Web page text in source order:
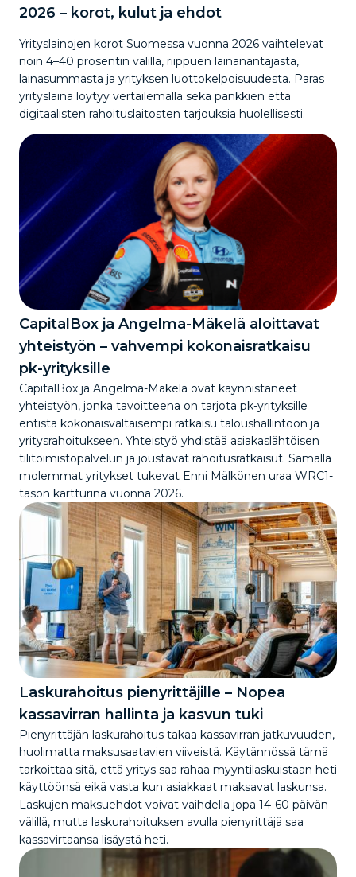
2026 – korot, kulut ja ehdot
Yrityslainojen korot Suomessa vuonna 2026 vaihtelevat
noin 4–40 prosentin välillä, riippuen lainanantajasta,
lainasummasta ja yrityksen luottokelpoisuudesta. Paras
yrityslaina löytyy vertailemalla sekä pankkien että
digitaalisten rahoituslaitosten tarjouksia huolellisesti.
CapitalBox ja Angelma-Mäkelä aloittavat
yhteistyön – vahvempi kokonaisratkaisu
pk-yrityksille
CapitalBox ja Angelma-Mäkelä ovat käynnistäneet
yhteistyön, jonka tavoitteena on tarjota pk-yrityksille
entistä kokonaisvaltaisempi ratkaisu taloushallintoon ja
yritysrahoitukseen. Yhteistyö yhdistää asiakaslähtöisen
tilitoimistopalvelun ja joustavat rahoitusratkaisut. Samalla
molemmat yritykset tukevat Enni Mälkönen uraa WRC1-
tason kartturina vuonna 2026.
Laskurahoitus pienyrittäjille – Nopea
kassavirran hallinta ja kasvun tuki
Pienyrittäjän laskurahoitus takaa kassavirran jatkuvuuden,
huolimatta maksusaatavien viiveistä. Käytännössä tämä
tarkoittaa sitä, että yritys saa rahaa myyntilaskuistaan heti
käyttöönsä eikä vasta kun asiakkaat maksavat laskunsa.
Laskujen maksuehdot voivat vaihdella jopa 14-60 päivän
välillä, mutta laskurahoituksen avulla pienyrittäjä saa
kassavirtaansa lisäystä heti.